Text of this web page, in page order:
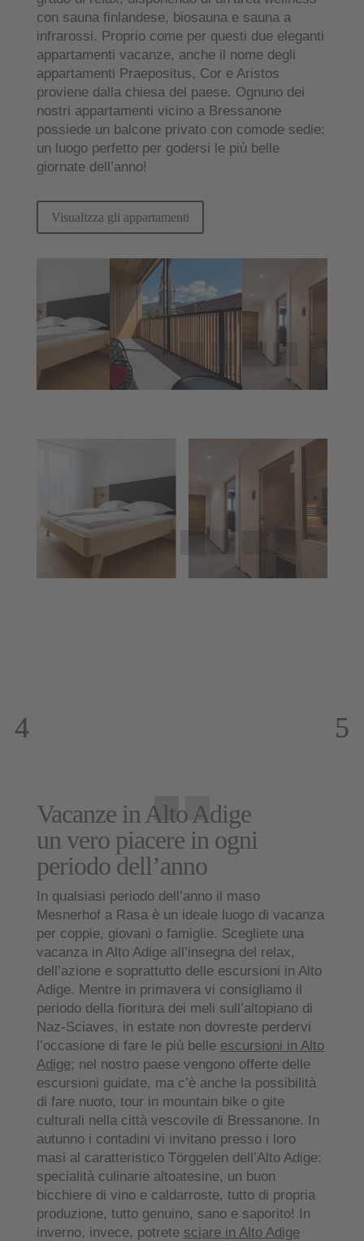
con sauna finlandese, biosauna e sauna a
infrarossi. Proprio come per questi due eleganti
appartamenti vacanze, anche il nome degli
appartamenti Praepositus, Cor e Aristos
proviene dalla chiesa del paese. Ognuno dei
nostri appartamenti vicino a Bressanone
possiede un balcone privato con comode sedie:
un luogo perfetto per godersi le più belle
giornate dell’anno!
Visualizza gli appartamenti
Vacanze in Alto Adige
un vero piacere in ogni
periodo dell’anno
In qualsiasi periodo dell’anno il maso
Mesnerhof a Rasa è un ideale luogo di vacanza
per coppie, giovani o famiglie. Scegliete una
vacanza in Alto Adige all’insegna del relax,
dell’azione e soprattutto delle escursioni in Alto
Adige. Mentre in primavera vi consigliamo il
periodo della fioritura dei meli sull’altopiano di
Naz-Sciaves, in estatenon dovreste perdervi
l’occasione di fare le più belle escursioni in Alto
Adige; nel nostro paese vengono offerte delle
escursioni guidate, ma c’è anche la possibilità
di fare nuoto, tour in mountain bikeo gite
culturali nella città vescovile di Bressanone. In
autunnoi contadini vi invitano presso i loro
masi al caratteristico Törggelen dell’Alto Adige:
specialità culinarie altoatesine, un buon
bicchiere di vino e caldarroste, tutto di propria
produzione, tutto genuino, sano e saporito! In
inverno, invece, potrete sciare in Alto Adige